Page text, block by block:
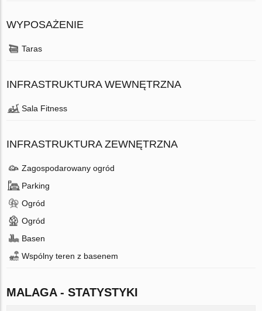
WYPOSAŻENIE
Taras
INFRASTRUKTURA WEWNĘTRZNA
Sala Fitness
INFRASTRUKTURA ZEWNĘTRZNA
Zagospodarowany ogród
Parking
Ogród
Ogród
Basen
Wspólny teren z basenem
MALAGA - STATYSTYKI